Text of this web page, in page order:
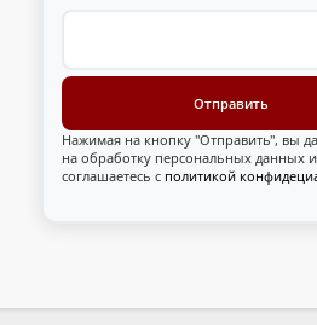
Нажимая на кнопку "Отправить", вы
на обработку персональных данных и
соглашаетесь с политикой